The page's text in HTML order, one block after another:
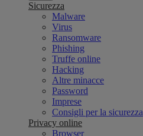
Sicurezza
Malware
Virus
Ransomware
Phishing
Truffe online
Hacking
Altre minacce
Password
Imprese
Consigli per la sicurezza
Privacy online
Browser